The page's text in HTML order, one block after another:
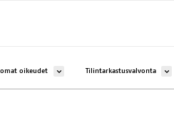
Yritykset ja yhteisöt
oikeudet Avaa alavalikko kohteelle
Tilintarkastusvalvonta